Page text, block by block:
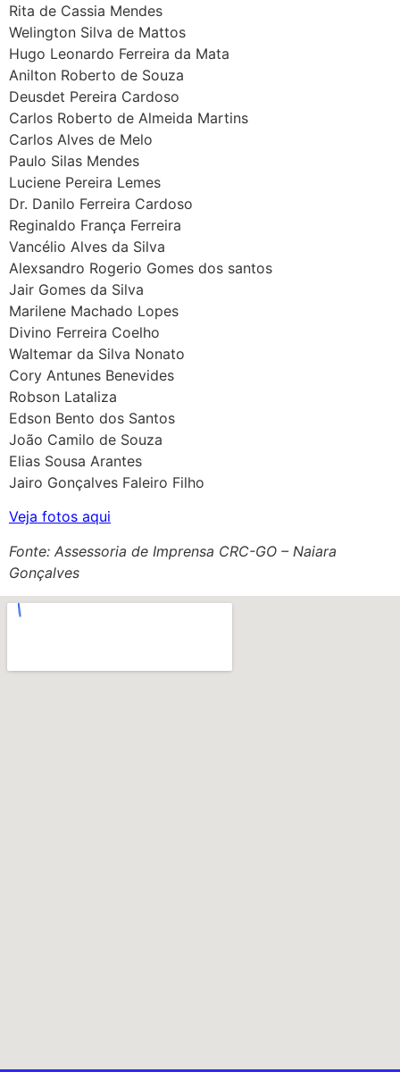
Rita de Cassia Mendes
Welington Silva de Mattos
Hugo Leonardo Ferreira da Mata
Anilton Roberto de Souza
Deusdet Pereira Cardoso
Carlos Roberto de Almeida Martins
Carlos Alves de Melo
Paulo Silas Mendes
Luciene Pereira Lemes
Dr. Danilo Ferreira Cardoso
Reginaldo França Ferreira
Vancélio Alves da Silva
Alexsandro Rogerio Gomes dos santos
Jair Gomes da Silva
Marilene Machado Lopes
Divino Ferreira Coelho
Waltemar da Silva Nonato
Cory Antunes Benevides
Robson Lataliza
Edson Bento dos Santos
João Camilo de Souza
Elias Sousa Arantes
Jairo Gonçalves Faleiro Filho
Veja fotos aqui
Fonte: Assessoria de Imprensa CRC-GO – Naiara
Gonçalves